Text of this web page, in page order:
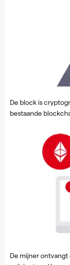
De block is
bestaande
De mijner